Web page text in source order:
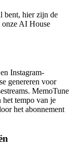
bent, hier zijn de
onze AI House
Instagram-
genereren voor
MemoTune
het tempo van je
het abonnement